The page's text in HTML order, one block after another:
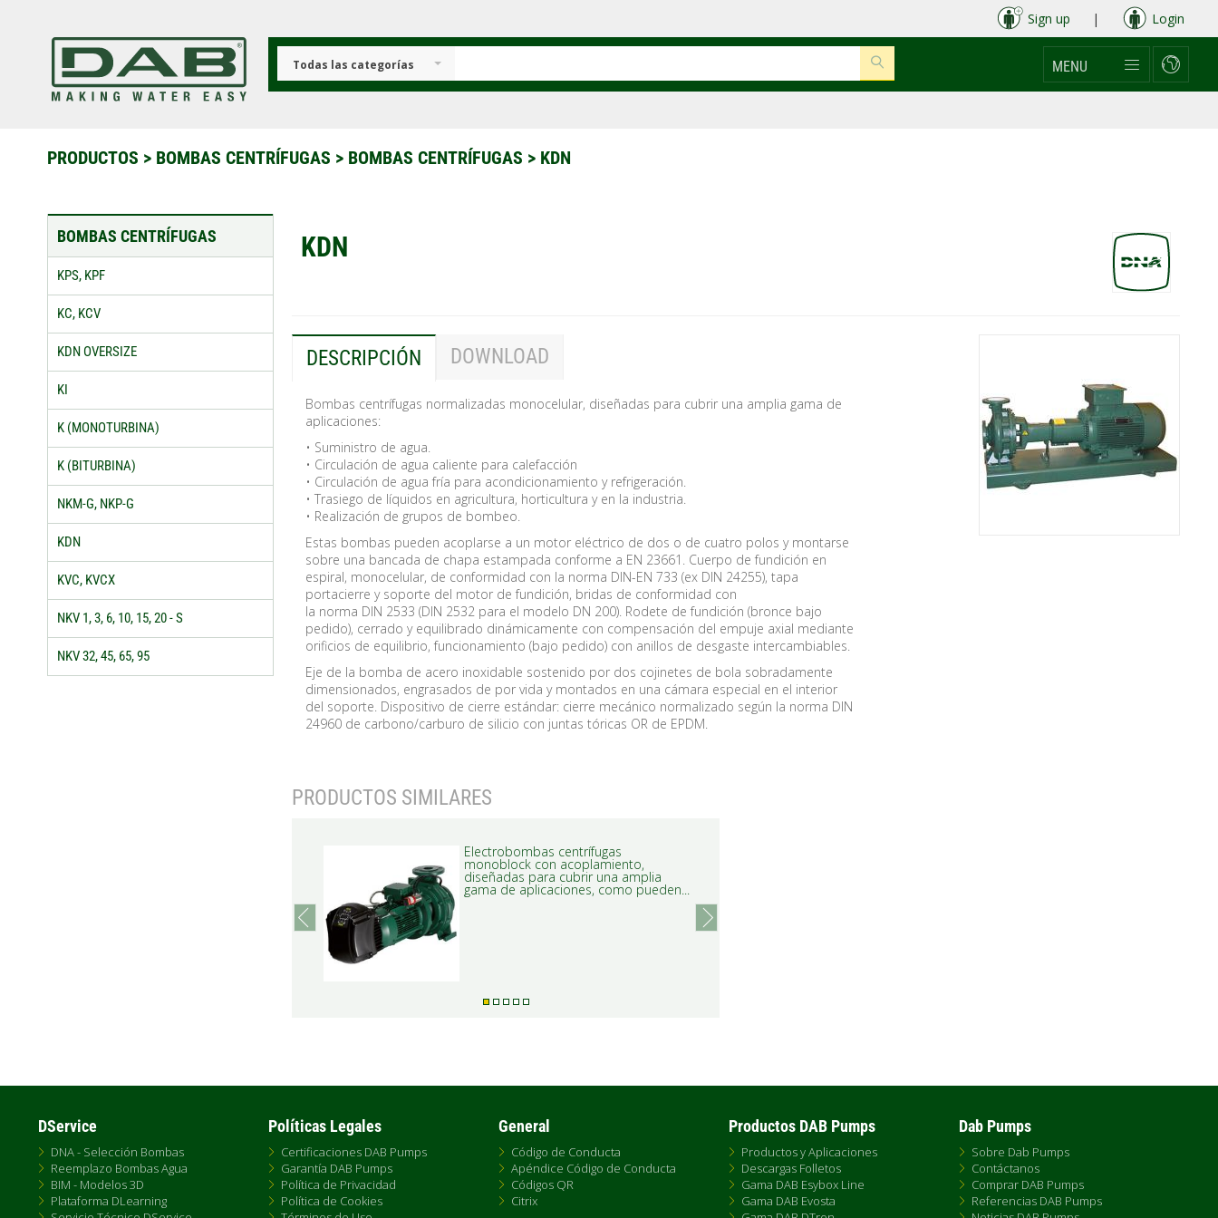
contenido
Sign up | Login
Todas las categorías MENU
PRODUCTOS > BOMBAS CENTRÍFUGAS > BOMBAS CENTRÍFUGAS > KDN
BOMBAS CENTRÍFUGAS
KPS, KPF
KC, KCV
KDN OVERSIZE
KI
K (MONOTURBINA)
K (BITURBINA)
NKM-G, NKP-G
KDN
KVC, KVCX
NKV 1, 3, 6, 10, 15, 20 - S
NKV 32, 45, 65, 95
KDN
DESCRIPCIÓN DOWNLOAD
Bombas centrífugas normalizadas monocelular, diseñadas para cubrir una amplia gama de
aplicaciones:
• Suministro de agua.
• Circulación de agua caliente para calefacción
• Circulación de agua fría para acondicionamiento y refrigeración.
• Trasiego de líquidos en agricultura, horticultura y en la industria.
• Realización de grupos de bombeo.
Estas bombas pueden acoplarse a un motor eléctrico de dos o de cuatro polos y montarse
sobre una bancada de chapa estampada conforme a EN 23661. Cuerpo de fundición en
espiral, monocelular, de conformidad con la norma DIN-EN 733 (ex DIN 24255), tapa
portacierre y soporte del motor de fundición, bridas de conformidad con
la norma DIN 2533 (DIN 2532 para el modelo DN 200). Rodete de fundición (bronce bajo
pedido), cerrado y equilibrado dinámicamente con compensación del empuje axial mediante
orificios de equilibrio, funcionamiento (bajo pedido) con anillos de desgaste intercambiables.
Eje de la bomba de acero inoxidable sostenido por dos cojinetes de bola sobradamente
dimensionados, engrasados de por vida y montados en una cámara especial en el interior
del soporte. Dispositivo de cierre estándar: cierre mecánico normalizado según la norma DIN
24960 de carbono/carburo de silicio con juntas tóricas OR de EPDM.
PRODUCTOS SIMILARES
Electrobombas centrífugas
monoblock con acoplamiento,
diseñadas para cubrir una amplia
gama de aplicaciones, como pueden...
prev next
DService
DNA - Selección Bombas
Reemplazo Bombas Agua
BIM - Modelos 3D
Plataforma DLearning
Políticas Legales
Certificaciones DAB Pumps
Garantía DAB Pumps
Política de Privacidad
Política de Cookies
General
Código de Conducta
Apéndice Código de Conducta
Códigos QR
Citrix
Productos DAB Pumps
Productos y Aplicaciones
Descargas Folletos
Gama DAB Esybox Line
Gama DAB Evosta
Dab Pumps
Sobre Dab Pumps
Contáctanos
Comprar DAB Pumps
Referencias DAB Pumps